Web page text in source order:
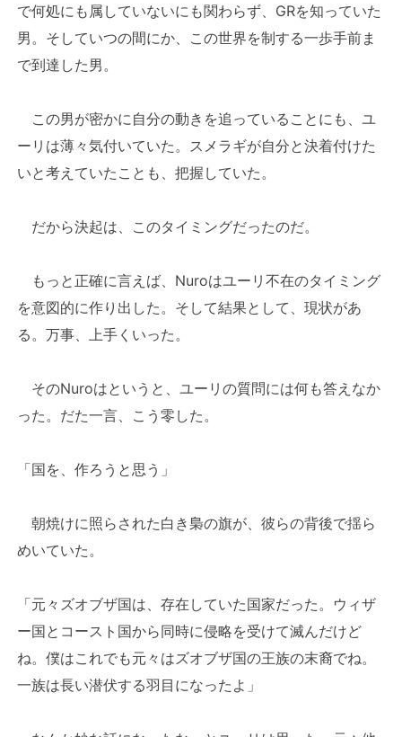
で何処にも属していないにも関わらず、GRを知っていた
男。そしていつの間にか、この世界を制する一歩手前ま
で到達した男。
この男が密かに自分の動きを追っていることにも、ユ
ーリは薄々気付いていた。スメラギが自分と決着付けた
いと考えていたことも、把握していた。
だから決起は、このタイミングだったのだ。
もっと正確に言えば、Nuroはユーリ不在のタイミング
を意図的に作り出した。そして結果として、現状があ
る。万事、上手くいった。
そのNuroはというと、ユーリの質問には何も答えなか
った。だた一言、こう零した。
「国を、作ろうと思う」
朝焼けに照らされた白き梟の旗が、彼らの背後で揺ら
めいていた。
「元々ズオブザ国は、存在していた国家だった。ウィザ
ー国とコースト国から同時に侵略を受けて滅んだけど
ね。僕はこれでも元々はズオブザ国の王族の末裔でね。
一族は長い潜伏する羽目になったよ」